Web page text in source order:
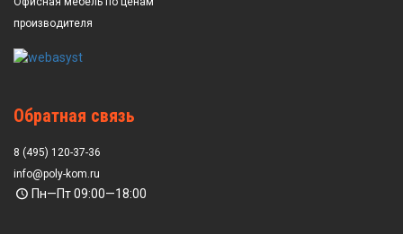
производителя
Обратная связь
8 (495) 120-37-36
info@poly-kom.ru
Пн—Пт 09:00—18:00